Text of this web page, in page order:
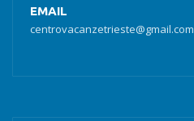
EMAIL
centrovacanzetrieste@gmail.com